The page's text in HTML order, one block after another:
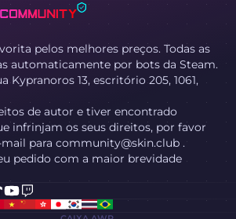
pelos melhores preços. Todas as
automaticamente por bots da Steam.
Kypranoros 13, escritório 205, 1061,
de autor e tiver encontrado
infrinjam os seus direitos, por favor
para community@skin.club .
pedido com a maior brevidade